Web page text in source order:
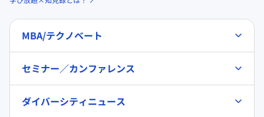
MBA/テクノベート
セミナー／カンファレンス
ダイバーシティニュース